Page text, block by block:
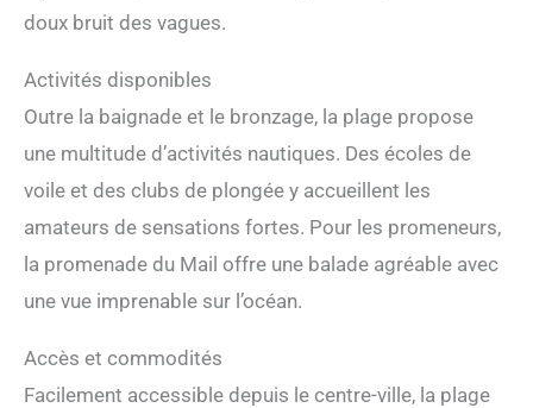
doux bruit des vagues.
Activités disponibles
Outre la baignade et le bronzage, la plage propose
une multitude d’activités nautiques. Des écoles de
voile et des clubs de plongée y accueillent les
amateurs de sensations fortes. Pour les promeneurs,
la promenade du Mail offre une balade agréable avec
une vue imprenable sur l’océan.
Accès et commodités
Facilement accessible depuis le centre-ville, la plage